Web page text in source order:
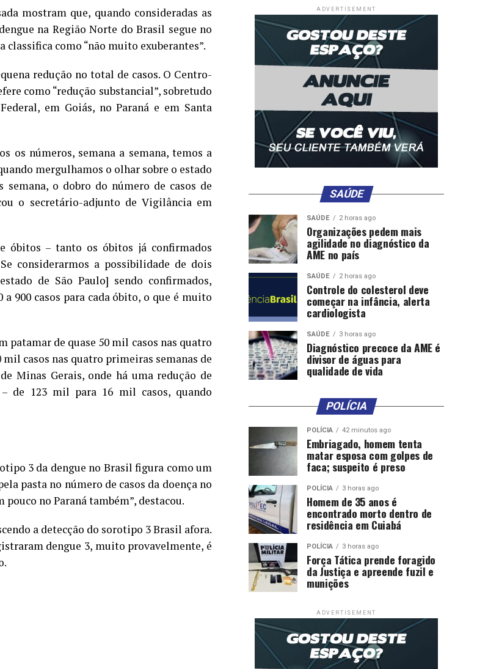
mostram que, quando consideradas as
na Região Norte do Brasil segue no
classifica como “não muito exuberantes”.
redução no total de casos. O Centro-
como “redução substancial”, sobretudo
em Goiás, no Paraná e em Santa
os números, semana a semana, temos a
mergulhamos o olhar sobre o estado
semana, o dobro do número de casos de
o secretário-adjunto de Vigilância em
óbitos – tanto os óbitos já confirmados
considerarmos a possibilidade de dois
de São Paulo] sendo confirmados,
900 casos para cada óbito, o que é muito
patamar de quase 50 mil casos nas quatro
casos nas quatro primeiras semanas de
Minas Gerais, onde há uma redução de
de 123 mil para 16 mil casos, quando
3 da dengue no Brasil figura como um
pasta no número de casos da doença no
pouco no Paraná também”, destacou.
a detecção do sorotipo 3 Brasil afora.
dengue 3, muito provavelmente, é
ADVERTISEMENT
SAÚDE
SAÚDE 2 horas ago
Organizações pedem mais
agilidade no diagnóstico da
AME no país
SAÚDE 2 horas ago
Controle do colesterol deve
começar na infância, alerta
cardiologista
SAÚDE 3 horas ago
Diagnóstico precoce da AME é
divisor de águas para
qualidade de vida
POLÍCIA
POLÍCIA 42 minutos ago
Embriagado, homem tenta
matar esposa com golpes de
faca; suspeito é preso
POLÍCIA 3 horas ago
Homem de 35 anos é
encontrado morto dentro de
residência em Cuiabá
POLÍCIA 3 horas ago
Força Tática prende foragido
da Justiça e apreende fuzil e
munições
ADVERTISEMENT